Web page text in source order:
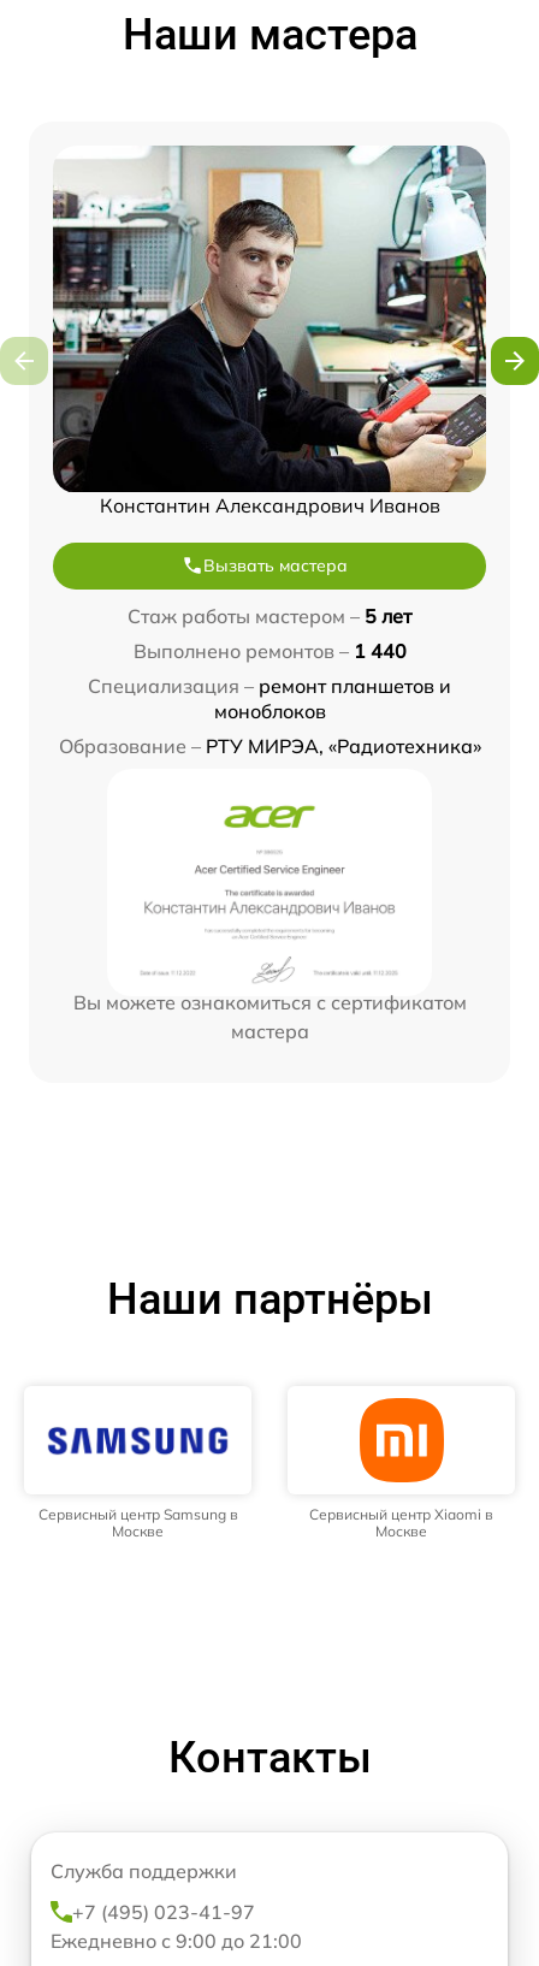
Наши мастера
Константин Александрович Иванов
Вызвать мастера
Стаж работы мастером – 5 лет
Выполнено ремонтов – 1 440
Специализация – ремонт планшетов и
моноблоков
Образование – РТУ МИРЭА, «Радиотехника»
Вы можете ознакомиться с сертификатом
мастера
Наши партнёры
Сервисный центр Samsung в
Москве
Сервисный центр Xiaomi в
Москве
Контакты
Служба поддержки
+7 (495) 023-41-97
Ежедневно с 9:00 до 21:00